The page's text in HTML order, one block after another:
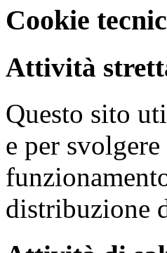
Cookie
Attività
Questo sito
e per
distribuzione